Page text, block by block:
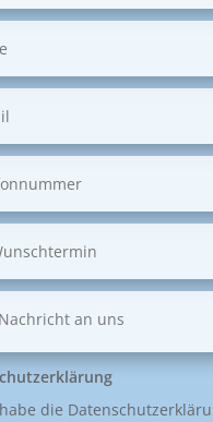
die